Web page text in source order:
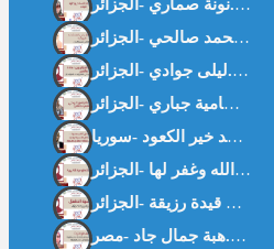
ما لا يُقال في العلاقات الزوجية رحلة في نفسية الرجل – د.سمية محمد صالحي -الجزائر